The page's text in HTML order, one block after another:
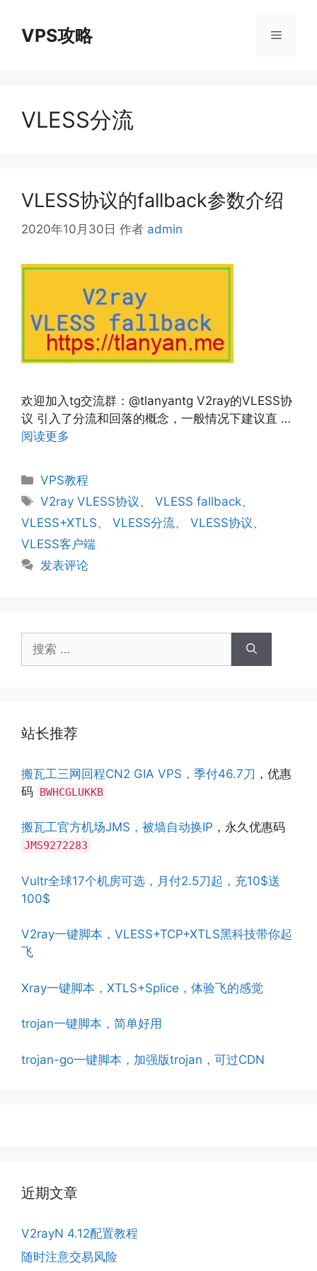
VPS攻略 菜
VLESS分流
VLESS协议的fallback参数介绍
2020年10月30日 作者 admin
欢迎加入tg交流群：@tlanyantg V2ray的VLESS协
议 引入了分流和回落的概念，一般情况下建议直 …
阅读更多
分
类
VPS教程
标
签
V2ray VLESS协议 、VLESS fallback、
VLESS+XTLS、 VLESS分流、 VLESS协议 、
VLESS客户端
发表评论
索：
站长推荐
搬瓦工三网回程CN2 GIA VPS，季付46.7刀 ，优惠
码 BWHCGLUKKB
搬瓦工官方机场JMS，被墙自动换IP ，永久优惠码
JMS9272283
Vultr全球17个机房可选，月付2.5刀起，充10$送
100$
V2ray一键脚本，VLESS+TCP+XTLS黑科技带你起
飞
Xray一键脚本，XTLS+Splice，体验飞的感觉
trojan一键脚本，简单好用
trojan-go一键脚本，加强版trojan，可过CDN
近期文章
V2rayN 4.12配置教程
随时注意交易风险